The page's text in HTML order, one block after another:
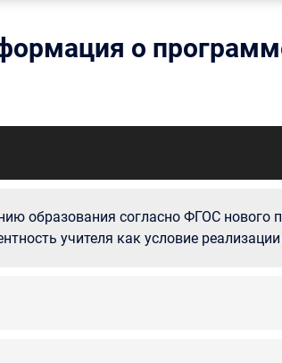
о
образования согласно ФГОС
учителя как условие